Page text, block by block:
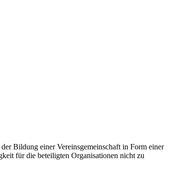
Bildung einer Vereinsgemeinschaft in Form einer
für die beteiligten Organisationen nicht zu